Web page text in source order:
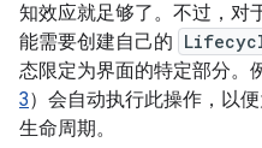
知效应就足够了。不过，对
能需要创建自己的
态限定为界面的特定部分。
3）会自动执行此操作，以
生命周期。